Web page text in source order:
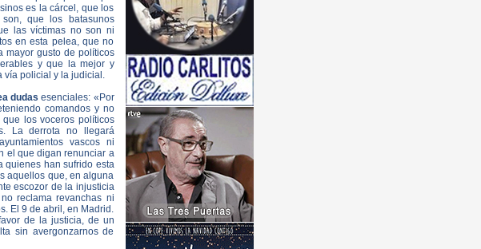
es la cárcel, que los
que los batasunos
las víctimas no son ni
en esta pelea, que no
mayor gusto de políticos
y que la mejor y
vía policial y la judicial.
dudasesenciales: «Por
comandos y no
los voceros políticos
La derrota no llegará
vascos ni
el que digan renunciar a
quienes han sufrido esta
aquellos que, en alguna
escozor de la injusticia
reclama revanchas ni
El 9 de abril, en Madrid.
de la justicia, de un
sin avergonzarnos de